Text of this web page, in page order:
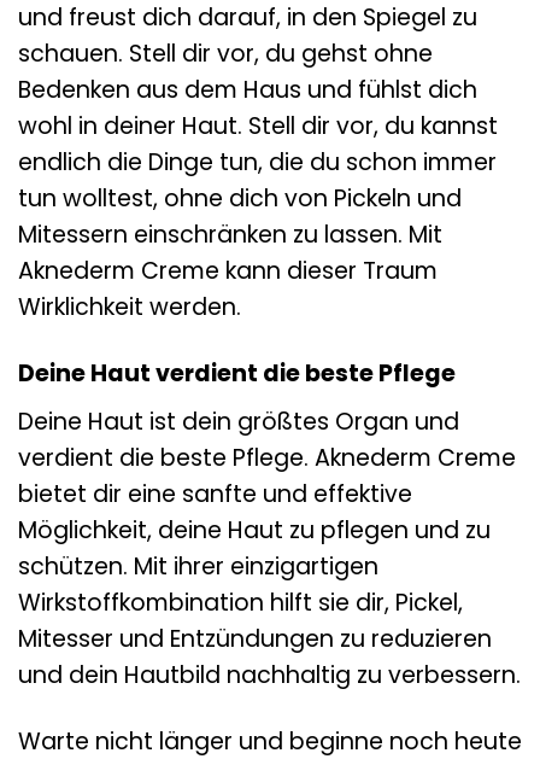
und freust dich darauf, in den Spiegel zu
schauen. Stell dir vor, du gehst ohne
Bedenken aus dem Haus und fühlst dich
wohl in deiner Haut. Stell dir vor, du kannst
endlich die Dinge tun, die du schon immer
tun wolltest, ohne dich von Pickeln und
Mitessern einschränken zu lassen. Mit
Aknederm Creme kann dieser Traum
Wirklichkeit werden.
Deine Haut verdient die beste Pflege
Deine Haut ist dein größtes Organ und
verdient die beste Pflege. Aknederm Creme
bietet dir eine sanfte und effektive
Möglichkeit, deine Haut zu pflegen und zu
schützen. Mit ihrer einzigartigen
Wirkstoffkombination hilft sie dir, Pickel,
Mitesser und Entzündungen zu reduzieren
und dein Hautbild nachhaltig zu verbessern.
Warte nicht länger und beginne noch heute